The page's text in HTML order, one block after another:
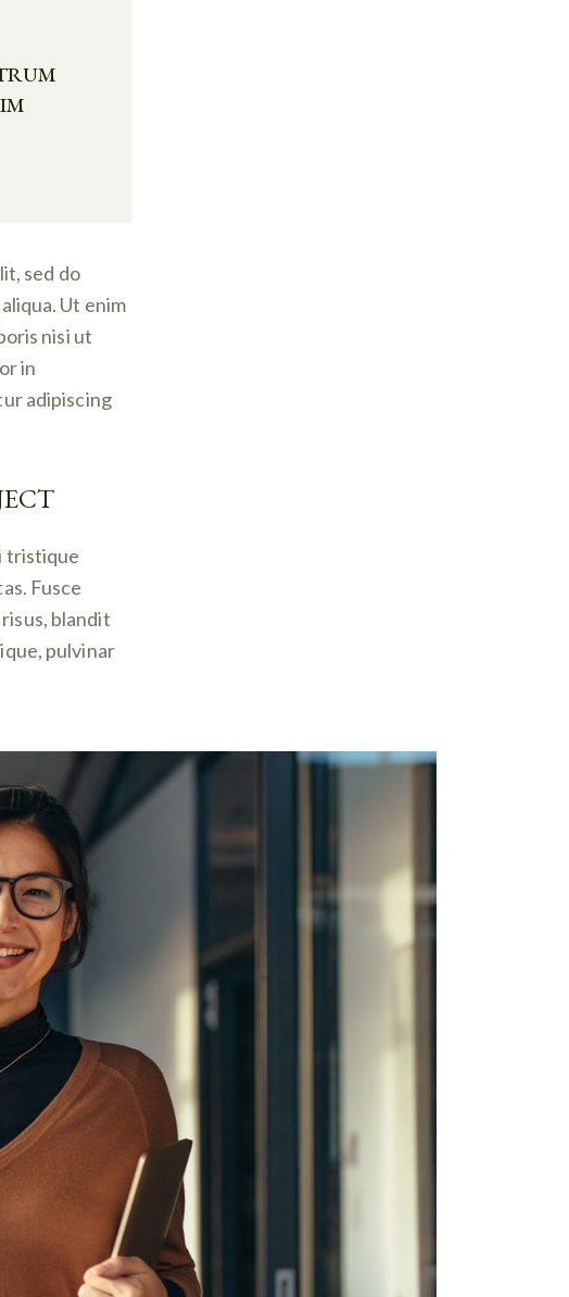
sed do
Ut enim
nisi ut
in
adipiscing
tristique
Fusce
blandit
pulvinar